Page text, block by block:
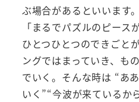
ぶ場合があるといいます。
「まるでパズルのピース
ひとつひとつのできごと
ングではまっていき、も
でいく。そんな時は “あ
いく”“今波が来ているか